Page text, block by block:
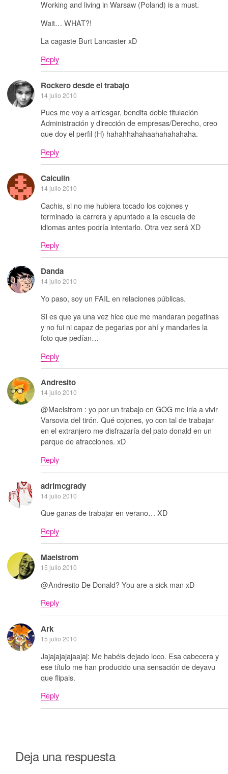
Working and living in Warsaw (Poland) is a must.
Wait… WHAT?!
La cagaste Burt Lancaster xD
Reply
Rockero desde el trabajo
14 julio 2010
Pues me voy a arriesgar, bendita doble titulación
Administración y dirección de empresas/Derecho, creo
que doy el perfil (H) hahahhahahaahahahahaha.
Reply
Calculin
14 julio 2010
Cachis, si no me hubiera tocado los cojones y
terminado la carrera y apuntado a la escuela de
idiomas antes podría intentarlo. Otra vez será XD
Reply
Danda
14 julio 2010
Yo paso, soy un FAIL en relaciones públicas.
Si es que ya una vez hice que me mandaran pegatinas
y no fui ni capaz de pegarlas por ahí y mandarles la
foto que pedían…
Reply
Andresito
14 julio 2010
@Maelstrom : yo por un trabajo en GOG me iría a vivir
Varsovia del tirón. Qué cojones, yo con tal de trabajar
en el extranjero me disfrazaría del pato donald en un
parque de atracciones. xD
Reply
adrimcgrady
14 julio 2010
Que ganas de trabajar en verano… XD
Reply
Maelstrom
15 julio 2010
@Andresito De Donald? You are a sick man xD
Reply
Ark
15 julio 2010
Jajajajajajaajaj: Me habéis dejado loco. Esa cabecera y
ese título me han producido una sensación de deyavu
que flipais.
Reply
Deja una respuesta